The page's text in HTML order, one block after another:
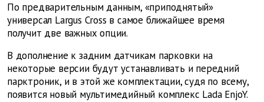
По предварительным данным, «приподнятый»
универсал Largus Cross в самое ближайшее время
получит две важных опции.
В дополнение к задним датчикам парковки на
некоторые версии будут устанавливать и передний
парктроник, и в этой же комплектации, судя по всему,
появится новый мультимедийный комплекс Lada EnjoY.